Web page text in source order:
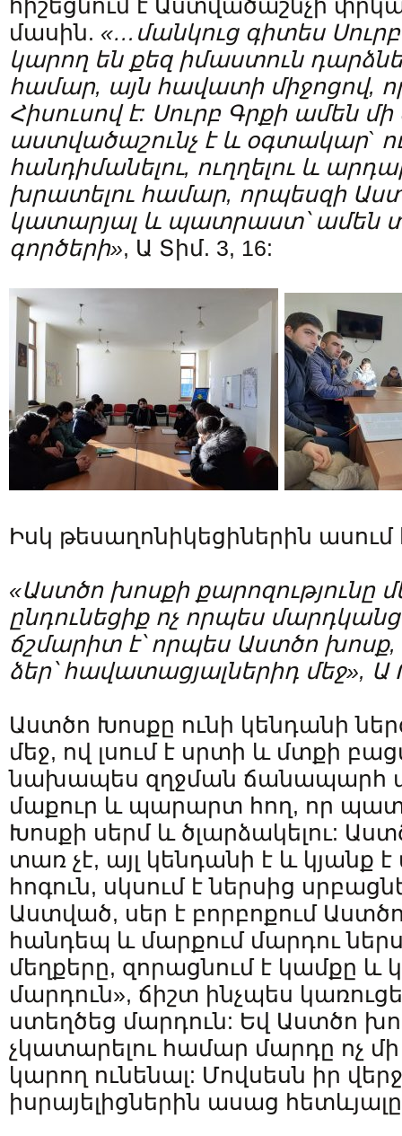
հիշեցնում է Աստվածաշնչի
մասին. «…մանկուց գիտես
կարող են քեզ իմաստուն
համար, այն հավատի միջոցով,
Հիսուսով է: Սուրբ Գրքի ամեն մի
աստվածաշունչ է և օգտակար`
հանդիմանելու, ուղղելու և
խրատելու համար, որպեսզի
կատարյալ և պատրաստ՝ ամեն
գործերի», Ա Տիմ. 3, 16:
Իսկ թեսաղոնիկեցիներին ասում
«Աստծո խոսքի քարոզությունը
ընդունեցիք ոչ որպես
ճշմարիտ է՝ որպես Աստծո խոսք,
ձեր՝ հավատացյալներիդ մեջ», Ա
Աստծո Խոսքը ունի կենդանի
մեջ, ով լսում է սրտի և մտքի
նախապես զղջման ճանապարհ
մաքուր և պարարտ հող, որ
Խոսքի սերմ և ծլարձակելու:
տառ չէ, այլ կենդանի է և կյանք
հոգուն, սկսում է ներսից
Աստված, սեր է բորբոքում
հանդեպ և մարքում մարդու
մեղքերը, զորացնում է կամքը և
մարդուն», ճիշտ ինչպես
ստեղծեց մարդուն: Եվ Աստծո
չկատարելու համար մարդը ոչ
կարող ունենալ: Մովսեսն իր
իսրայելիցներին ասաց